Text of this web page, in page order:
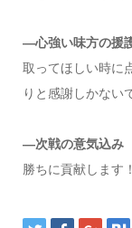
―心強い味方の援
取ってほしい時に
りと感謝しかない
―次戦の意気込み
勝ちに貢献します！